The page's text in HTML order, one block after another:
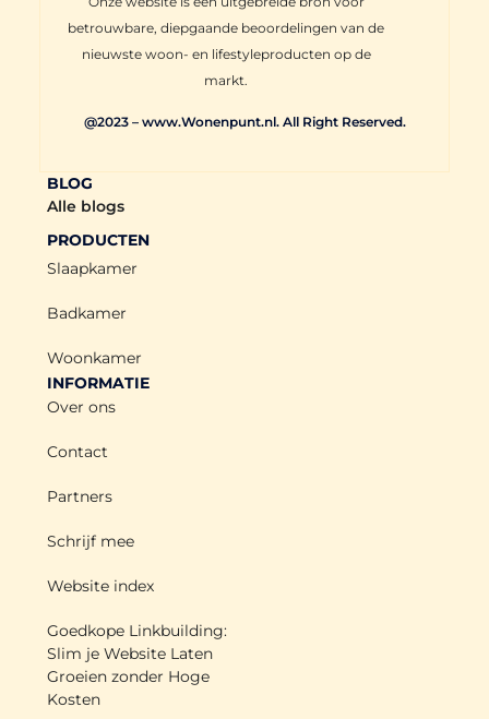
betrouwbare, diepgaande beoordelingen van de
nieuwste woon- en lifestyleproducten op de
markt.
@2023 – www.Wonenpunt.nl. All Right Reserved.
BLOG
Alle blogs
PRODUCTEN
Slaapkamer
Badkamer
Woonkamer
INFORMATIE
Over ons
Contact
Partners
Schrijf mee
Website index
Goedkope Linkbuilding:
Slim je Website Laten
Groeien zonder Hoge
Kosten